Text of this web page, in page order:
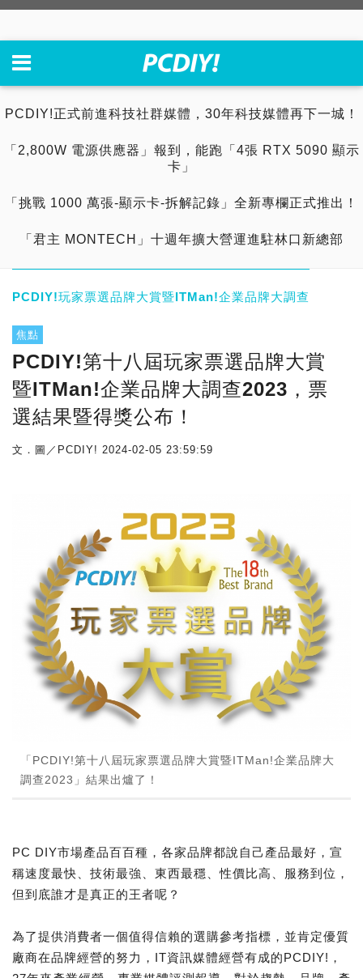
PCDIY!正式前進科技社群媒體，30年科技媒體再下一城！
「2,800W 電源供應器」報到，能跑「4張 RTX 5090 顯示
卡」
「挑戰 1000 萬張-顯示卡-拆解記錄」全新專欄正式推出！
「君主 MONTECH」十週年擴大營運進駐林口新總部
PCDIY!玩家票選品牌大賞暨ITMan!企業品牌大調查
焦點
PCDIY!第十八屆玩家票選品牌大賞
暨ITMan!企業品牌大調查2023，票
選結果暨得獎公布！
文．圖／PCDIY! 2024-02-05 23:59:59
「PCDIY!第十八屆玩家票選品牌大賞暨ITMan!企業品牌大
調查2023」結果出爐了！
PC DIY市場產品百百種，各家品牌都說自己產品最好，宣
稱速度最快、技術最強、東西最穩、性價比高、服務到位，
但到底誰才是真正的王者呢？
為了提供消費者一個值得信賴的選購參考指標，並肯定優質
廠商在品牌經營的努力，IT資訊媒體經營有成的PCDIY!，